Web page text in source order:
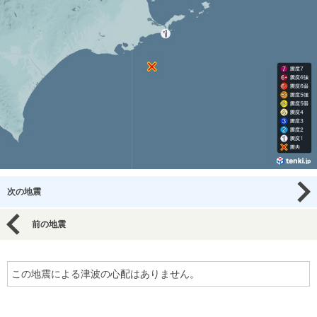
次の地震
前の地震
この地震による津波の心配はありません。